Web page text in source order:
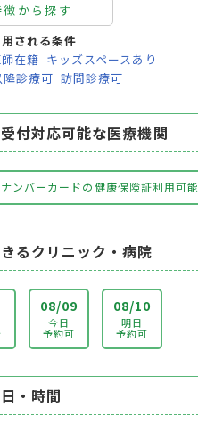
徴から探す
される条件
在籍 キッズスペースあり
診療可 訪問診療可
付対応可能な医療機関
ンバーカードの健康保険証利用可能
るクリニック・病院
08/09
今日
予約可
08/10
明日
予約可
・時間